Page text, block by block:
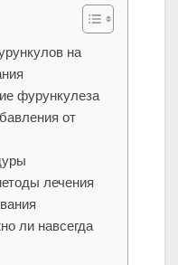
на
фурункулеза
от
лечения
ли навсегда